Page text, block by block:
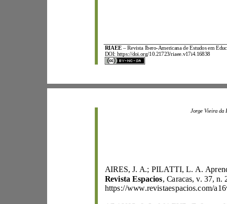
RIAEE – Revista Ibero-
DOI: https://doi.org/10.21723/riaee.v17i4.16838
AIRES, J. A.; PILATTI, L. A. Apr
Revista Espacios